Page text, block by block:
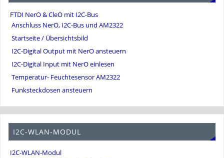
FTDI NerO & CleO mit I2C-Bus
Anschluss NerO, I2C-Bus und AM2322
Startseite / Übersichtsbild
I2C-Digital Output mit NerO ansteuern
I2C-Digital Input mit NerO einlesen
Temperatur- Feuchtesensor AM2322
Funksteckdosen ansteuern
I2C-WLAN-MODUL
I2C-WLAN-Modul